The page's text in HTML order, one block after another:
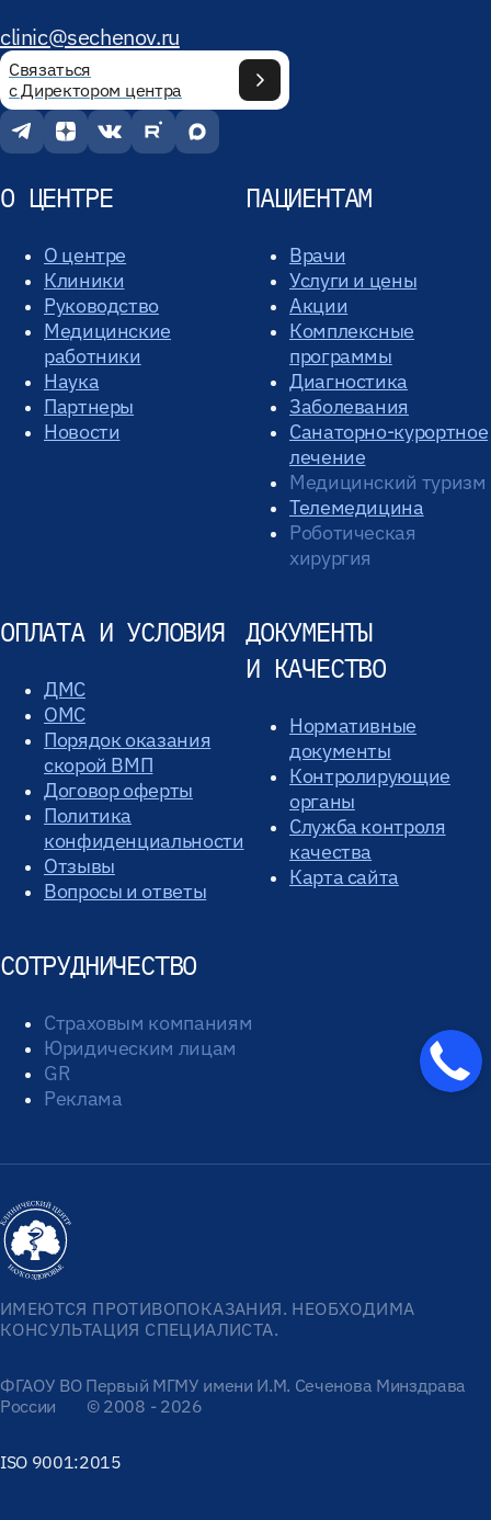
clinic@sechenov.ru
Связаться
с Директором центра
О ЦЕНТРЕ
О центре
Клиники
Руководство
Медицинские
работники
Наука
Партнеры
Новости
ПАЦИЕНТАМ
Врачи
Услуги и цены
Акции
Комплексные
программы
Диагностика
Заболевания
Санаторно-курортное
лечение
Медицинский туризм
Телемедицина
Роботическая
хирургия
ОПЛАТА И УСЛОВИЯ
ДМС
ОМС
Порядок оказания
скорой ВМП
Договор оферты
Политика
конфиденциальности
Отзывы
Вопросы и ответы
ДОКУМЕНТЫ
И КАЧЕСТВО
Нормативные
документы
Контролирующие
органы
Служба контроля
качества
Карта сайта
СОТРУДНИЧЕСТВО
Страховым компаниям
Юридическим лицам
GR
Реклама
ИМЕЮТСЯ ПРОТИВОПОКАЗАНИЯ. НЕОБХОДИМА
КОНСУЛЬТАЦИЯ СПЕЦИАЛИСТА.
ФГАОУ ВО Первый МГМУ имени И.М. Сеченова Минздрава
России
© 2008 - 2026
ISO 9001:2015